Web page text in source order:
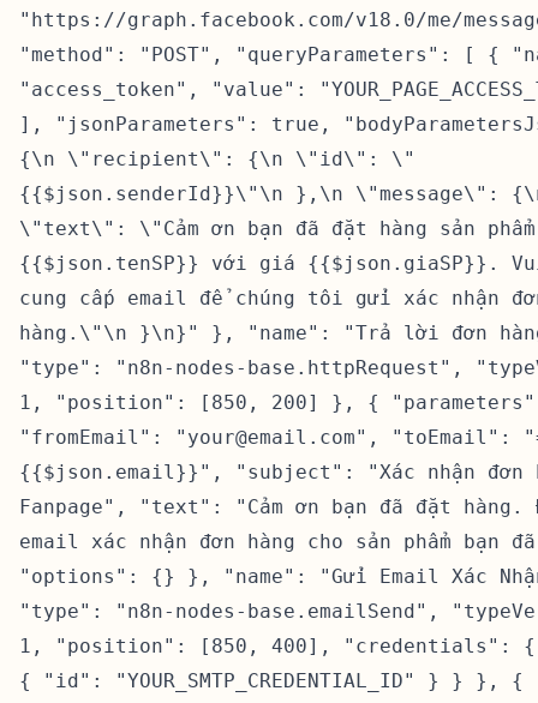
"https://graph.facebook.com/v18.0/me/
"method": "POST", "queryParameters": [ {
"access_token", "value":
], "jsonParameters": true,
{\n \"recipient\": {\n \"id\": \"
{{$json.senderId}}\"\n },\n \"message\":
\"text\": \"Cảm ơn bạn đã đặt hàng sản phẩm
{{$json.tenSP}} với giá {{$json.giaSP}}.
cung cấp email để chúng tôi gửi xác nhận
hàng.\"\n }\n}" }, "name": "Trả lời đơn
"type": "n8n-nodes-base.httpRequest",
1, "position": [850, 200] }, {
"fromEmail": "your@email.com", "toEmail":
{{$json.email}}", "subject": "Xác nhận đơn
Fanpage", "text": "Cảm ơn bạn đã đặt hàng.
email xác nhận đơn hàng cho sản phẩm bạn
"options": {} }, "name": "Gửi Email Xác
"type": "n8n-nodes-base.emailSend",
1, "position": [850, 400], "credentials": {
{ "id": "YOUR_SMTP_CREDENTIAL_ID" } } }, {